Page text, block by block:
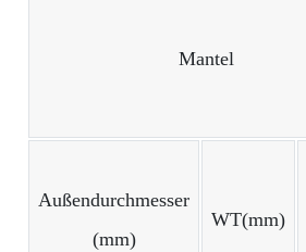
Mantel
Außendurchmesser
(mm)
WT(mm)